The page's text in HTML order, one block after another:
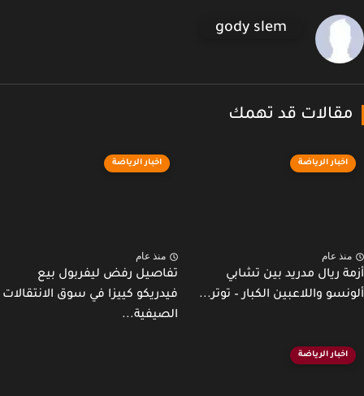
gody slem
قد تهمك
اخبار الرياضة
عام
ريال مدريد بين تشابي
واللاعبين الكبار – توتر...
اخبار الرياضة
منذ عام
تفاصيل رفض ليفربول بيع
فيدريكو كييزا في سوق الانتقالات
الصيفية...
اخبار الرياضة